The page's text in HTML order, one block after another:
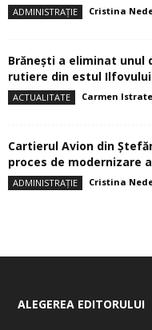
ADMINISTRAȚIE Cristina
Brănești a eliminat unul
rutiere din estul Ilfovului
ACTUALITATE Carmen Istrate
Cartierul Avion din
proces de modernizare
ADMINISTRAȚIE Cristina
ALEGEREA EDITORULUI